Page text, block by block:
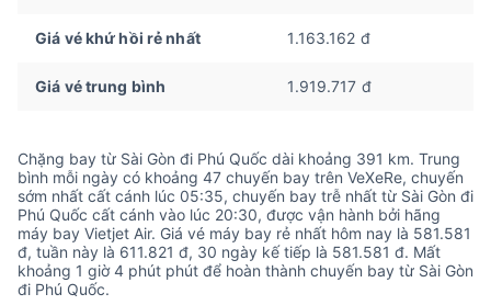
Giá vé khứ hồi rẻ nhất 1.163.162 đ
Giá vé trung bình 1.919.717 đ
Chặng bay từ Sài Gòn đi Phú Quốc dài khoảng 391 km. Trung
bình mỗi ngày có khoảng 47 chuyến bay trên VeXeRe, chuyến
sớm nhất cất cánh lúc 05:35, chuyến bay trễ nhất từ Sài Gòn đi
Phú Quốc cất cánh vào lúc 20:30, được vận hành bởi hãng
máy bay Vietjet Air. Giá vé máy bay rẻ nhất hôm nay là 581.581
đ, tuần này là 611.821 đ, 30 ngày kế tiếp là 581.581 đ. Mất
khoảng 1 giờ 4 phút phút để hoàn thành chuyến bay từ Sài Gòn
đi Phú Quốc.